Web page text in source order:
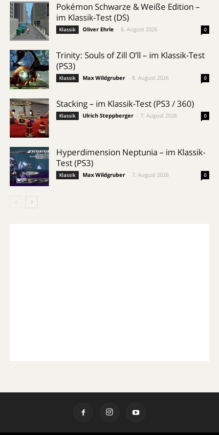
Pokémon Schwarze & Weiße Edition –
im Klassik-Test (DS)
Klassik Oliver Ehrle 8. August 2026 0
Trinity: Souls of Zill O’ll – im Klassik-Test
(PS3)
Klassik Max Wildgruber 8. August 2026 0
Stacking – im Klassik-Test (PS3 / 360)
Klassik Ulrich Steppberger 7. August 2026 0
Hyperdimension Neptunia – im Klassik-
Test (PS3)
Klassik Max Wildgruber 7. August 2026 0